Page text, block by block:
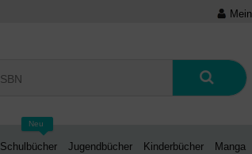
Neu
Schulbücher Jugendbücher Kinderbücher Manga